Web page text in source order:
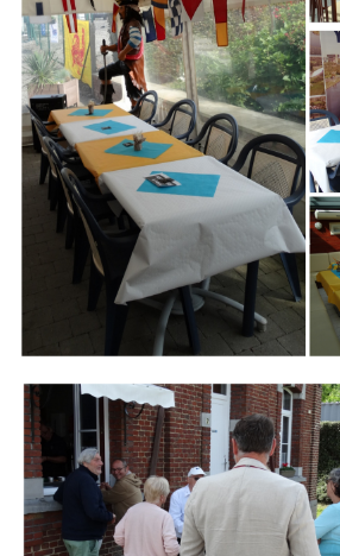
Branding
ARMCHAIR